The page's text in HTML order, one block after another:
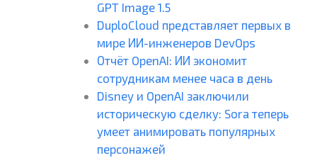
GPT Image 1.5
DuploCloud представляет первых в
мире ИИ-инженеров DevOps
Отчёт OpenAI: ИИ экономит
сотрудникам менее часа в день
Disney и OpenAI заключили
историческую сделку: Sora теперь
умеет анимировать популярных
персонажей